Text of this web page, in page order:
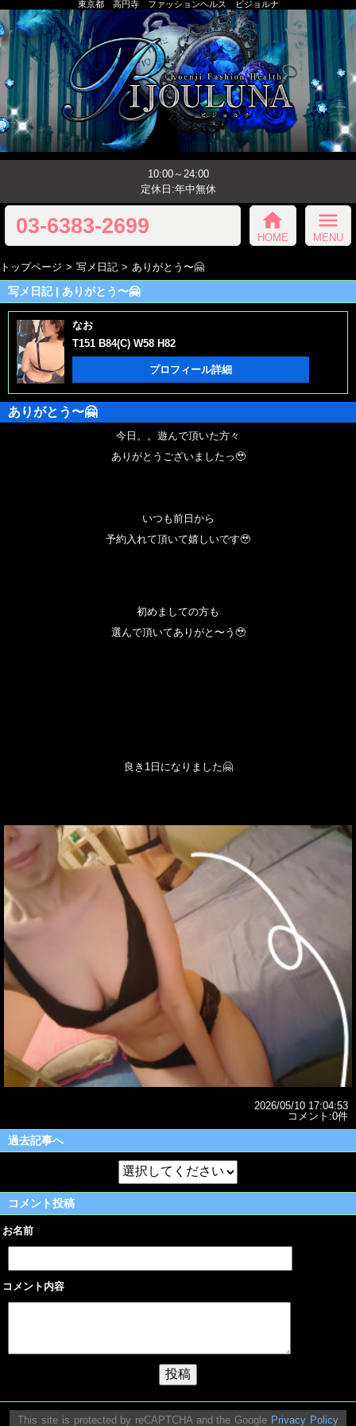
東京都 高円寺 ファッションヘルス ビジョルナ
10:00～24:00
定休日:年中無休
03-6383-2699 home
HOME
menu
MENU
トップページ 写メ日記 ありがとう〜🤗
写メ日記 | ありがとう〜🤗
なお
T151 B84(C) W58 H82
プロフィール詳細
ありがとう〜🤗
今日。。遊んで頂いた方々
ありがとうございましたっ🥹
いつも前日から
予約入れて頂いて嬉しいです🥹
初めましての方も
選んで頂いてありがと〜う🥹
良き1日になりました🤗
2026/05/10 17:04:53
コメント:0件
過去記事へ
コメント投稿
お名前
コメント内容
This site is protected by reCAPTCHA and the Google Privacy Policy